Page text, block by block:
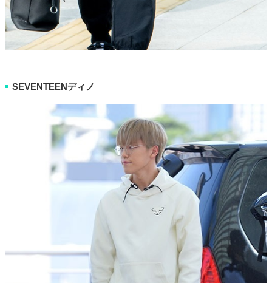
■ SEVENTEENディノ